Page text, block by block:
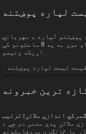
لپاره پوښتنه
پوښتنو لپاره ، مهرباني
وکړئ خپل بریښنالیک موږ ته پریږدئ او موږ به په 8 ساعتونو کې
اړیکه ونیسو.
لیست لپاره پوښتنه
ترین خبرونه
ملاتړ پدې معنی دی چې د
یا ځانګړي پروفایلونه